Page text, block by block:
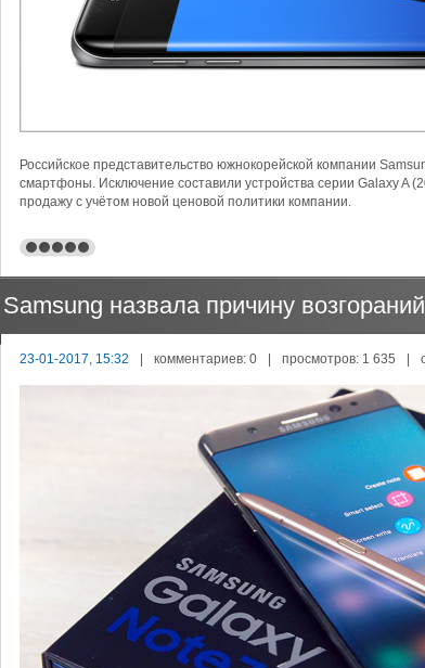
Российское представительство южнокорейской компании
смартфоны. Исключение составили устройства серии Galaxy A
продажу с учётом новой ценовой политики компании.
Samsung назвала причину
23-01-2017, 15:32 | комментариев: 0 | просмотров: 1 635 |